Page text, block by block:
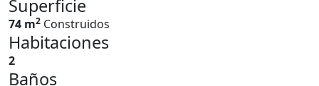
Superficie
74 m2 Construidos
Habitaciones
2
Baños